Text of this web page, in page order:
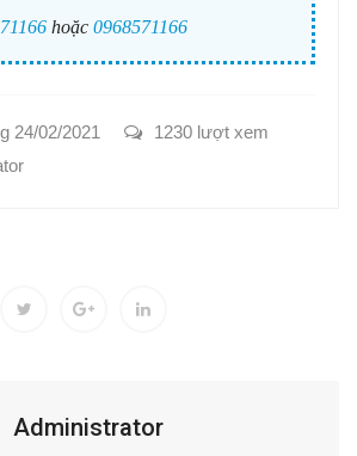
hoặc 0968571166
24/02/2021
1230 lượt xem
Administrator